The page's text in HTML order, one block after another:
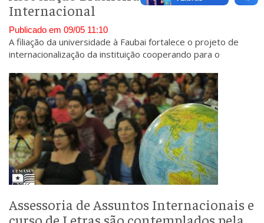
Internacional
Publicado em 09/05 11:10
A filiação da universidade à Faubai fortalece o projeto de
internacionalização da instituição cooperando para o
Assessoria de Assuntos Internacionais e
curso de Letras são contemplados pela